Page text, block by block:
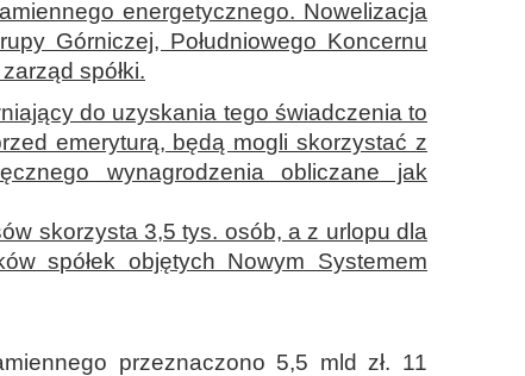
energetycznego. Nowelizacja
Górniczej, Południowego Koncernu
spółki.
do uzyskania tego świadczenia to
emeryturą, będą mogli skorzystać z
wynagrodzenia obliczane jak
skorzysta 3,5 tys. osób, a z urlopu dla
spółek objętych Nowym Systemem
przeznaczono 5,5 mld zł. 11